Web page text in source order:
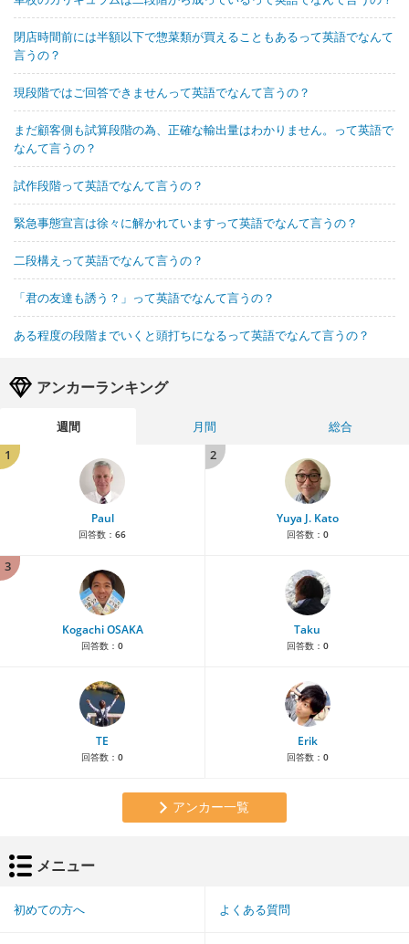
閉店時間前には半額以下で惣菜類が買えることもあるって英語でなんて
言うの？
現段階ではご回答できませんって英語でなんて言うの？
まだ顧客側も試算段階の為、正確な輸出量はわかりません。って英語で
なんて言うの？
試作段階って英語でなんて言うの？
緊急事態宣言は徐々に解かれていますって英語でなんて言うの？
二段構えって英語でなんて言うの？
「君の友達も誘う？」って英語でなんて言うの？
ある程度の段階までいくと頭打ちになるって英語でなんて言うの？
アンカーランキング
週間 月間
総合
1
Paul
回答数： 66
2
Yuya J. Kato
回答数： 0
3
Kogachi OSAKA
回答数： 0
Taku
回答数： 0
TE
回答数： 0
Erik
回答数： 0
アンカー一覧
メニュー
初めての方へ よくある質問